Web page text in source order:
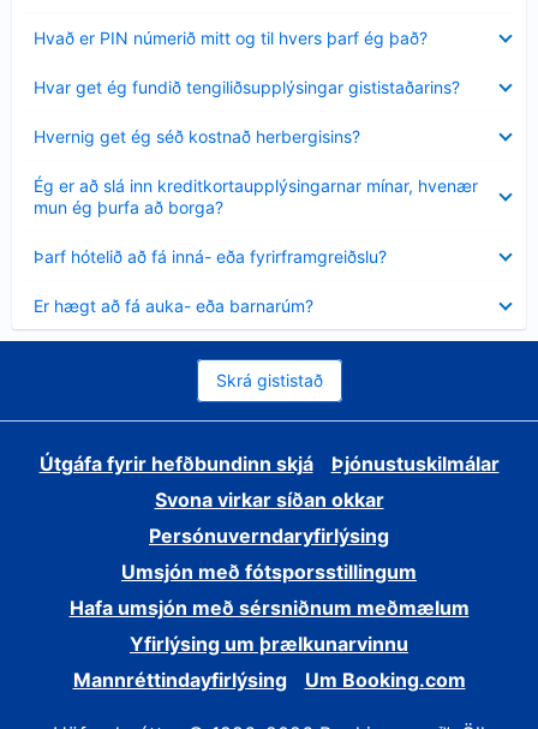
Hvað er PIN númerið mitt og til hvers þarf ég það?
sýnt
Hvar get ég fundið tengiliðsupplýsingar gististaðarins?
sýnt
Hvernig get ég séð kostnað herbergisins?
sýnt
Ég er að slá inn kreditkortaupplýsingarnar mínar, hvenær
mun ég þurfa að borga?
Minna
sýnt
Þarf hótelið að fá inná- eða fyrirframgreiðslu?
sýnt
Er hægt að fá auka- eða barnarúm?
sýnt
Skrá gististað
Útgáfa fyrir hefðbundinn skjá
Þjónustuskilmálar
Svona virkar síðan okkar
Persónuverndaryfirlýsing
Umsjón með fótsporsstillingum
Hafa umsjón með sérsniðnum meðmælum
Yfirlýsing um þrælkunarvinnu
Mannréttindayfirlýsing
Um Booking.com